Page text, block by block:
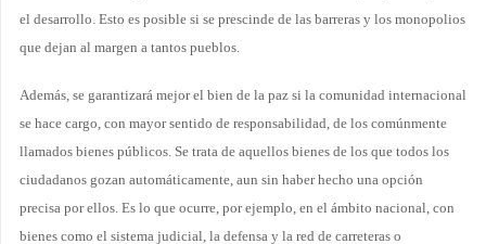
el desarrollo. Esto es posible si se prescinde de las barreras y los monopolios
que dejan al margen a tantos pueblos.
Además, se garantizará mejor el bien de la paz si la comunidad internacional
se hace cargo, con mayor sentido de responsabilidad, de los comúnmente
llamados bienes públicos. Se trata de aquellos bienes de los que todos los
ciudadanos gozan automáticamente, aun sin haber hecho una opción
precisa por ellos. Es lo que ocurre, por ejemplo, en el ámbito nacional, con
bienes como el sistema judicial, la defensa y la red de carreteras o